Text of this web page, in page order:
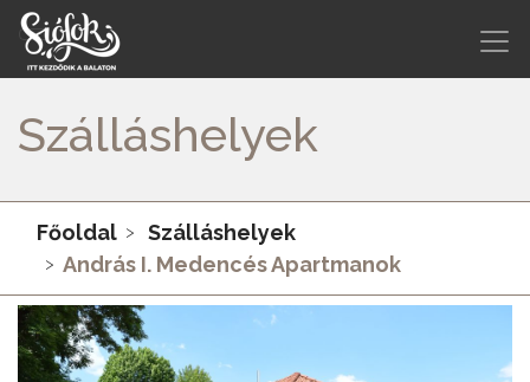
Szálláshelyek
Főoldal
Szálláshelyek
András I. Medencés Apartmanok